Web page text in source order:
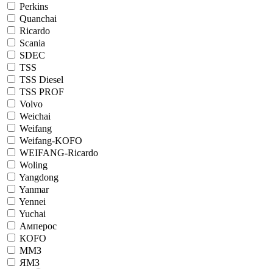
Perkins
Quanchai
Ricardo
Scania
SDEC
TSS
TSS Diesel
TSS PROF
Volvo
Weichai
Weifang
Weifang-KOFO
WEIFANG-Ricardo
Woling
Yangdong
Yanmar
Yennei
Yuchai
Амперос
КОFO
ММЗ
ЯМЗ